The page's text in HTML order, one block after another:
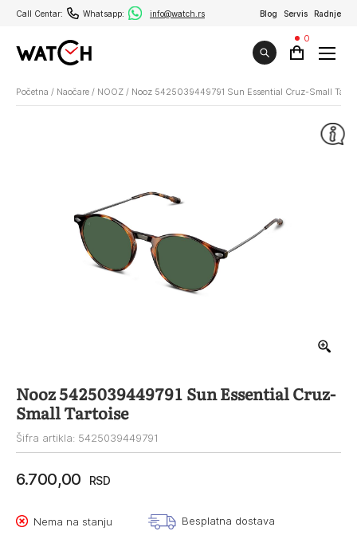
Call Centar: Whatsapp: info@watch.rs Blog Servis Radnje
0
Početna / Naočare / NOOZ / Nooz 5425039449791 Sun Essential Cruz-Small
Nooz 5425039449791 Sun Essential Cruz-
Small Tartoise
Šifra artikla: 5425039449791
6.700,00 RSD
Nema na stanju Besplatna dostava